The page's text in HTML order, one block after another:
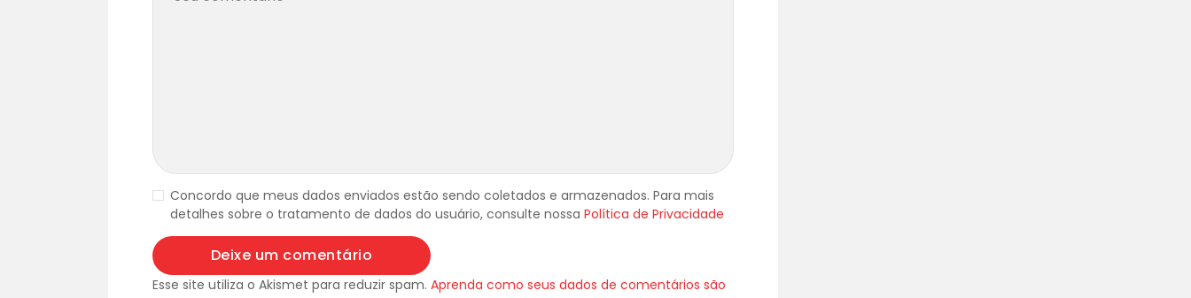
Concordo que meus dados enviados estão sendo coletados e armazenados. Para mais
detalhes sobre o tratamento de dados do usuário, consulte nossa Política de Privacidade
Esse site utiliza o Akismet para reduzir spam. Aprenda como seus dados de comentários são